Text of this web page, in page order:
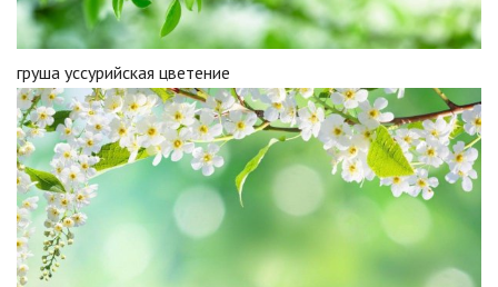
груша уссурийская цветение